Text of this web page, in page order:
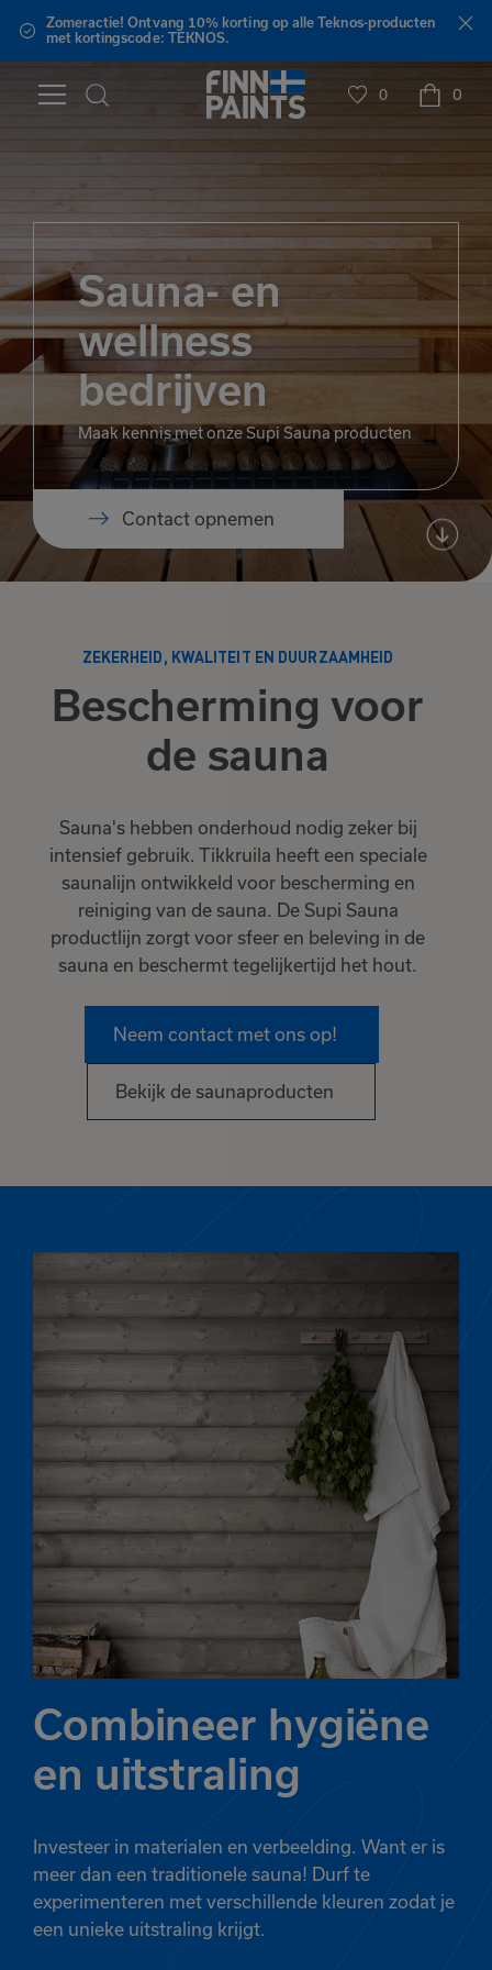
Zomeractie! Ontvang 10% korting op alle Teknos-producten
met kortingscode: TEKNOS.
0 0
Sauna- en
wellness
bedrijven
Maak kennis met onze Supi Sauna producten
Contact opnemen
ZEKERHEID, KWALITEIT EN DUURZAAMHEID
Bescherming voor
de sauna
Sauna's hebben onderhoud nodig zeker bij
intensief gebruik. Tikkruila heeft een speciale
saunalijn ontwikkeld voor bescherming en
reiniging van de sauna. De Supi Sauna
productlijn zorgt voor sfeer en beleving in de
sauna en beschermt tegelijkertijd het hout.
Neem contact met ons op!
Bekijk de saunaproducten
Combineer hygiëne
en uitstraling
Investeer in materialen en verbeelding. Want er is
meer dan een traditionele sauna! Durf te
experimenteren met verschillende kleuren zodat je
een unieke uitstraling krijgt.